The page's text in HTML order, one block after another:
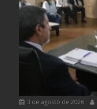
3 de agosto de 2026